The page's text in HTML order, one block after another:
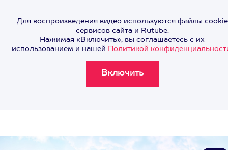
Для воспроизведения видео используются файлы cookie
сервисов сайта и Rutube.
Нажимая «Включить», вы соглашаетесь с их
использованием и нашей Политикой